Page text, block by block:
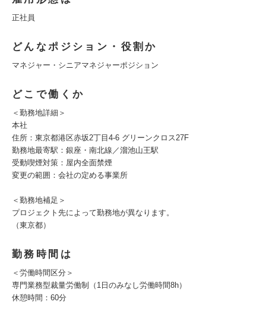
正社員
どんなポジション・役割か
マネジャー・シニアマネジャーポジション
どこで働くか
＜勤務地詳細＞
本社
住所：東京都港区赤坂2丁目4-6 グリーンクロス27F
勤務地最寄駅：銀座・南北線／溜池山王駅
受動喫煙対策：屋内全面禁煙
変更の範囲：会社の定める事業所
＜勤務地補足＞
プロジェクト先によって勤務地が異なります。
（東京都）
勤務時間は
＜労働時間区分＞
専門業務型裁量労働制（1日のみなし労働時間8h）
休憩時間：60分